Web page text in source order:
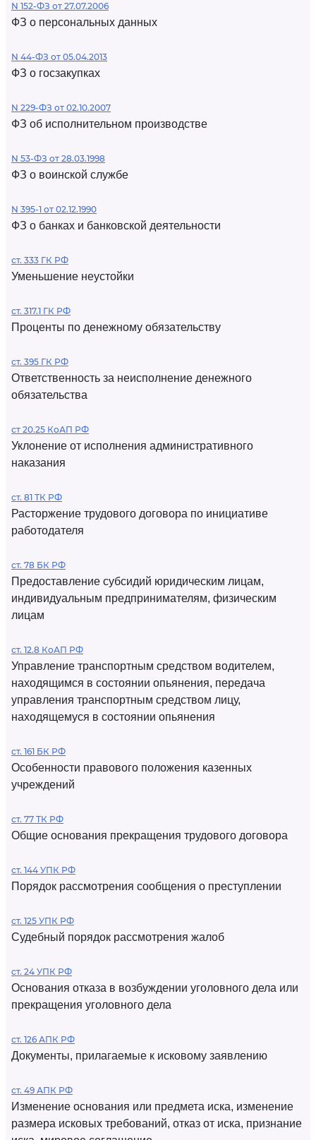
N 152-ФЗ от 27.07.2006
ФЗ о персональных данных
N 44-ФЗ от 05.04.2013
ФЗ о госзакупках
N 229-ФЗ от 02.10.2007
ФЗ об исполнительном производстве
N 53-ФЗ от 28.03.1998
ФЗ о воинской службе
N 395-1 от 02.12.1990
ФЗ о банках и банковской деятельности
ст. 333 ГК РФ
Уменьшение неустойки
ст. 317.1 ГК РФ
Проценты по денежному обязательству
ст. 395 ГК РФ
Ответственность за неисполнение денежного
обязательства
ст 20.25 КоАП РФ
Уклонение от исполнения административного
наказания
ст. 81 ТК РФ
Расторжение трудового договора по инициативе
работодателя
ст. 78 БК РФ
Предоставление субсидий юридическим лицам,
индивидуальным предпринимателям, физическим
лицам
ст. 12.8 КоАП РФ
Управление транспортным средством водителем,
находящимся в состоянии опьянения, передача
управления транспортным средством лицу,
находящемуся в состоянии опьянения
ст. 161 БК РФ
Особенности правового положения казенных
учреждений
ст. 77 ТК РФ
Общие основания прекращения трудового договора
ст. 144 УПК РФ
Порядок рассмотрения сообщения о преступлении
ст. 125 УПК РФ
Судебный порядок рассмотрения жалоб
ст. 24 УПК РФ
Основания отказа в возбуждении уголовного дела или
прекращения уголовного дела
ст. 126 АПК РФ
Документы, прилагаемые к исковому заявлению
ст. 49 АПК РФ
Изменение основания или предмета иска, изменение
размера исковых требований, отказ от иска, признание